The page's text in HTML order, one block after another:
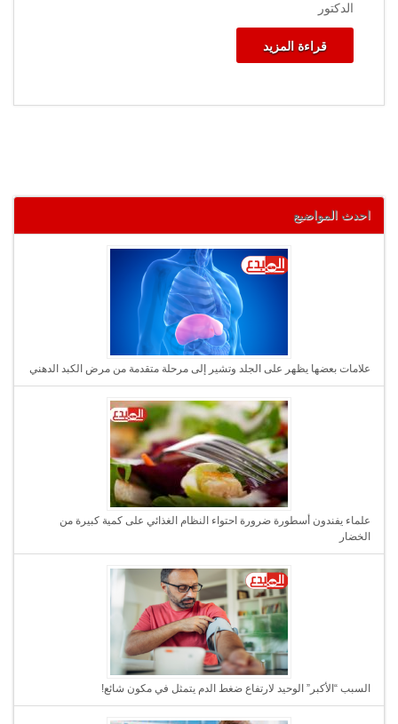
الدكتور
قراءة المزيد
احدث المواضيع
علامات بعضها يظهر على الجلد وتشير إلى مرحلة متقدمة من مرض الكبد الدهني
علماء يفندون أسطورة ضرورة احتواء النظام الغذائي على كمية كبيرة من
الخضار
السبب “الأكبر” الوحيد لارتفاع ضغط الدم يتمثل في مكون شائع!